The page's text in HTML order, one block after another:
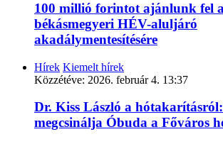
100 millió forintot ajánlunk fel
békásmegyeri HÉV-aluljáró
akadálymentesítésére
Hírek Kiemelt hírek
Közzétéve: 2026. február 4. 13:37
Dr. Kiss László a
megcsinálja Óbuda a Főváros